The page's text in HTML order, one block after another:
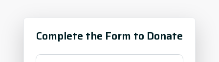
Complete the Form to Donate